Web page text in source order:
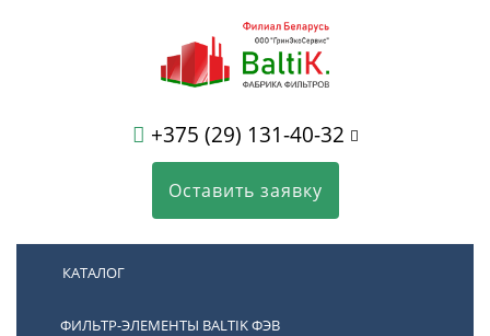
+375 (29) 131-40-32
Оставить заявку
КАТАЛОГ
ФИЛЬТР-ЭЛЕМЕНТЫ BALTIK ФЭВ